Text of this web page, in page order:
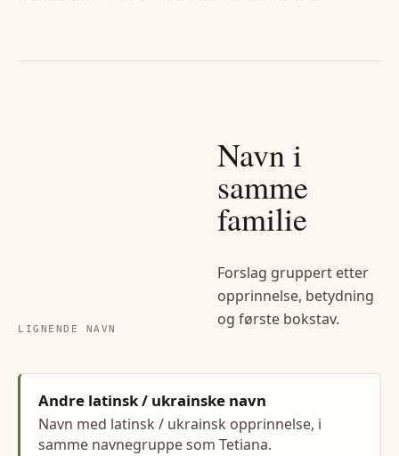
LIGNENDE NAVN
Navn i
samme
familie
Forslag gruppert etter
opprinnelse, betydning
og første bokstav.
Andre latinsk / ukrainske navn
Navn med latinsk / ukrainsk opprinnelse, i
samme navnegruppe som Tetiana.